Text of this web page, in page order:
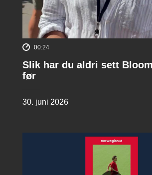
00:24
Slik har du aldri sett
før
30. juni 2026